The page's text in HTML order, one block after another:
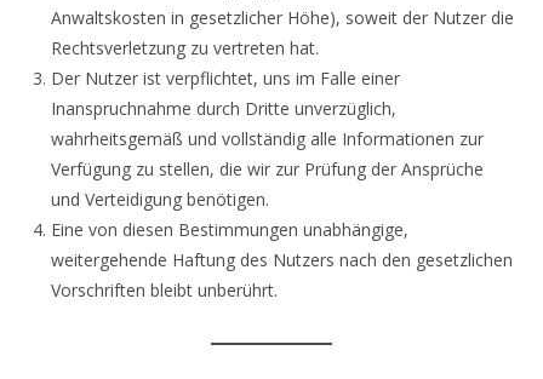
Anwaltskosten in gesetzlicher Höhe), soweit der Nutzer die
Rechtsverletzung zu vertreten hat.
Der Nutzer ist verpflichtet, uns im Falle einer
Inanspruchnahme durch Dritte unverzüglich,
wahrheitsgemäß und vollständig alle Informationen zur
Verfügung zu stellen, die wir zur Prüfung der Ansprüche
und Verteidigung benötigen.
Eine von diesen Bestimmungen unabhängige,
weitergehende Haftung des Nutzers nach den gesetzlichen
Vorschriften bleibt unberührt.